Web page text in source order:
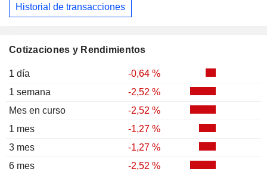
Cotizaciones y Rendimientos
1 día
-0,64 %
1 semana
-2,52 %
Mes en curso
-2,52 %
1 mes
-1,27 %
3 mes
-1,27 %
6 mes
-2,52 %
Historial de transacciones